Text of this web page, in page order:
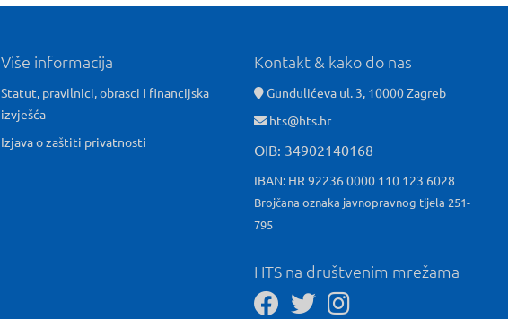
Više informacija
Statut, pravilnici, obrasci i financijska
izvješća
Izjava o zaštiti privatnosti
Kontakt & kako do nas
Gundulićeva ul. 3, 10000 Zagreb
hts@hts.hr
OIB: 34902140168
IBAN: HR 92236 0000 110 123 6028
Brojčana oznaka javnopravnog tijela 251-
795
HTS na društvenim mrežama